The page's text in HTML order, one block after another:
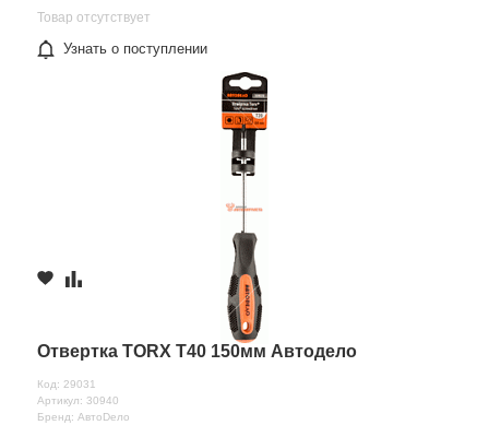
Товар отсутствует
Узнать о поступлении
Отвертка TORX T40 150мм Автодело
Код: 29031
Артикул: 30940
Бренд: АвтоDело